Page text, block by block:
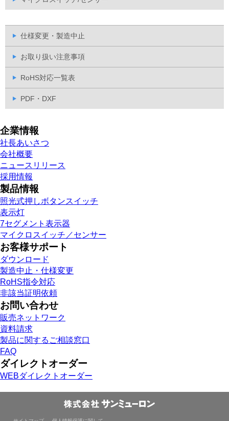
仕様変更・製造中止
お取り扱い注意事項
RoHS対応一覧表
PDF・DXF
企業情報
社長あいさつ
会社概要
ニュースリリース
採用情報
製品情報
照光式押しボタンスイッチ
表示灯
7セグメント表示器
マイクロスイッチ／センサー
お客様サポート
ダウンロード
製造中止・仕様変更
RoHS指令対応
非該当証明依頼
お問い合わせ
販売ネットワーク
資料請求
製品に関するご相談窓口
FAQ
ダイレクトオーダー
WEBダイレクトオーダー